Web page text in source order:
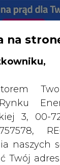
na
3, 00-
naszych
Twój